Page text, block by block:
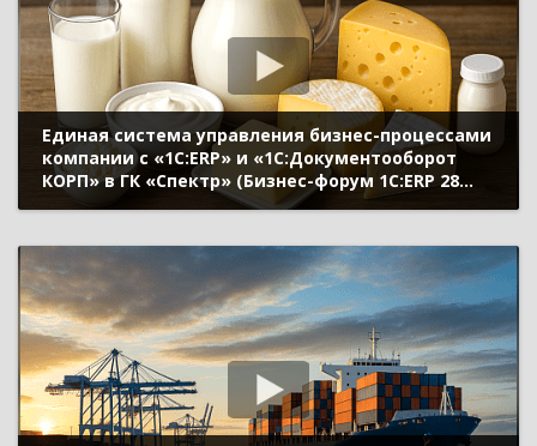
Единая система управления бизнес-процессами
компании с «1С:ERP» и «1С:Документооборот
КОРП» в ГК «Спектр» (Бизнес-форум 1С:ERP 28
октября 2022 г., Летаховский Владимир, ГК